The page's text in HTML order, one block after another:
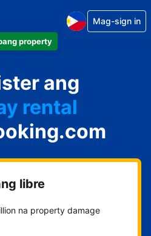
property
Mag-sign in
ang
rental
house
breakfast
libre
na property damage